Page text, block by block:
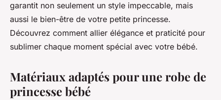
garantit non seulement un style impeccable, mais
aussi le bien-être de votre petite princesse.
Découvrez comment allier élégance et praticité pour
sublimer chaque moment spécial avec votre bébé.
Matériaux adaptés pour une robe de
princesse bébé